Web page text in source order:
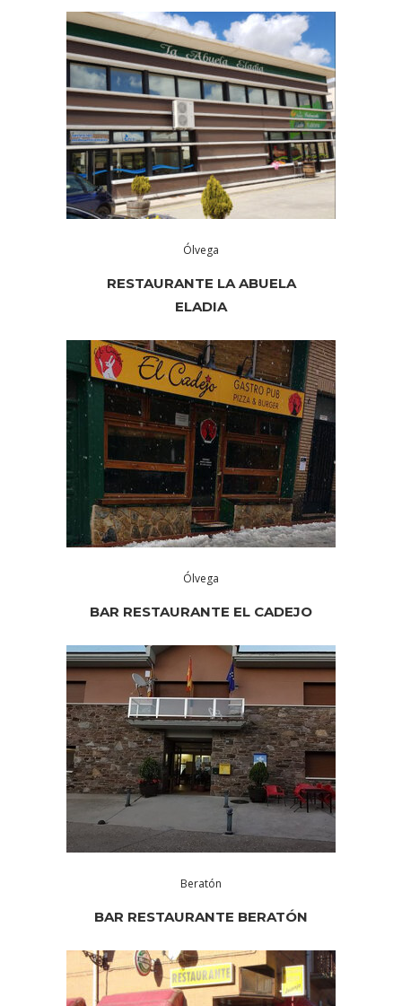
Ólvega
RESTAURANTE LA ABUELA
ELADIA
Ólvega
BAR RESTAURANTE EL CADEJO
Beratón
BAR RESTAURANTE BERATÓN